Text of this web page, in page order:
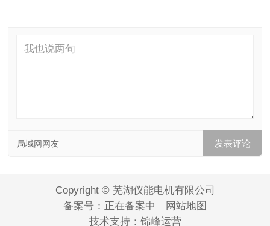
局域网网友
Copyright © 芜湖仪能电机有限公司
备案号： 正在备案中
网站地图
技术支持： 锦峰运营